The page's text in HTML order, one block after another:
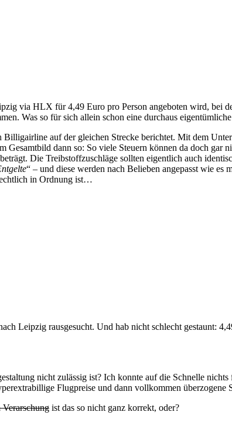
via HLX für 4,49 Euro pro Person angeboten wird, bei
Was so für sich allein schon eine durchaus
Billigairline auf der gleichen Strecke berichtet. Mit dem
dann so: So viele Steuern können da doch gar
Die Treibstoffzuschläge sollten eigentlich auch
“ – und diese werden nach Belieben angepasst wie es
in Ordnung ist…
Leipzig rausgesucht. Und hab nicht schlecht gestaunt:
nicht zulässig ist? Ich konnte auf die Schnelle
Flugpreise und dann vollkommen überzogene
Verarschung ist das so nicht ganz korrekt, oder?